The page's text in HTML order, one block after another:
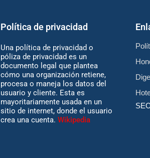
Política de privacidad
Una política de privacidad o
póliza de privacidad es un
documento legal que plantea
cómo una organización retiene,
procesa o maneja los datos del
usuario y cliente. Esta es
mayoritariamente usada en un
sitio de internet, donde el usuario
crea una cuenta. Wikipedia